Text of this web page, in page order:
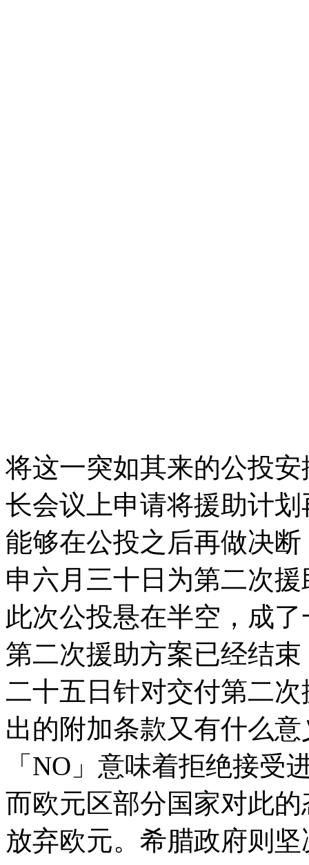
将这一突如其来的公投
长会议上申请将援助计
能够在公投之后再做决
申六月三十日为第二次
此次公投悬在半空，成
第二次援助方案已经结
二十五日针对交付第二
出的附加条款又有什么
「NO」意味着拒绝接受
而欧元区部分国家对此
放弃欧元。希腊政府则